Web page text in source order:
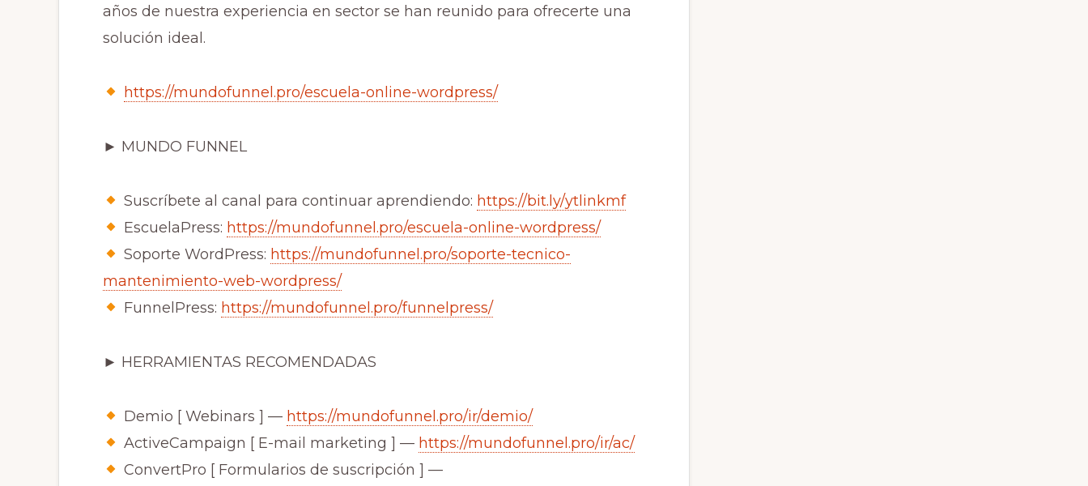
años de nuestra experiencia en sector se han reunido para ofrecerte una
solución ideal.
https://mundofunnel.pro/escuela-online-wordpress/
► MUNDO FUNNEL
Suscríbete al canal para continuar aprendiendo: https://bit.ly/ytlinkmf
EscuelaPress: https://mundofunnel.pro/escuela-online-wordpress/
Soporte WordPress: https://mundofunnel.pro/soporte-tecnico-
mantenimiento-web-wordpress/
FunnelPress: https://mundofunnel.pro/funnelpress/
► HERRAMIENTAS RECOMENDADAS
Demio [ Webinars ] — https://mundofunnel.pro/ir/demio/
ActiveCampaign [ E-mail marketing ] — https://mundofunnel.pro/ir/ac/
ConvertPro [ Formularios de suscripción ] —